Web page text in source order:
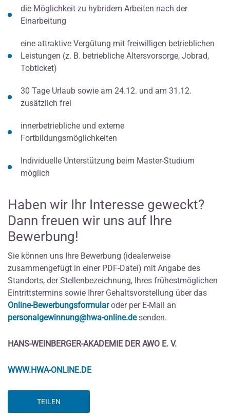
die Möglichkeit zu hybridem Arbeiten nach der
Einarbeitung
eine attraktive Vergütung mit freiwilligen betrieblichen
Leistungen (z. B. betriebliche Altersvorsorge, Jobrad,
Tobticket)
30 Tage Urlaub sowie am 24.12. und am 31.12.
zusätzlich frei
innerbetriebliche und externe
Fortbildungsmöglichkeiten
Individuelle Unterstützung beim Master-Studium
möglich
Haben wir Ihr Interesse geweckt?
Dann freuen wir uns auf Ihre
Bewerbung!
Sie können uns Ihre Bewerbung (idealerweise
zusammengefügt in einer PDF-Datei) mit Angabe des
Standorts, der Stellenbezeichnung, Ihres frühestmöglichen
Eintrittstermins sowie Ihrer Gehaltsvorstellung über das
Online-Bewerbungsformularoder per E-Mail an
personalgewinnung@hwa-online.desenden.
HANS-WEINBERGER-AKADEMIE DER AWO E. V.
WWW.HWA-ONLINE.DE
TEILEN